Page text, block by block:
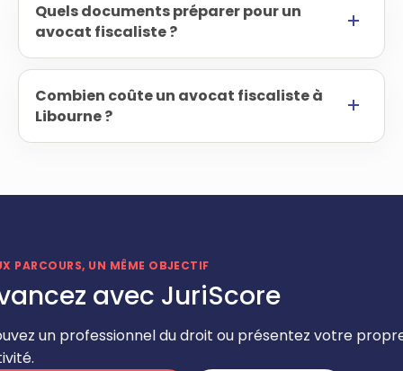
Quels documents préparer pour un
avocat fiscaliste ?
Combien coûte un avocat fiscaliste à
Libourne ?
PARCOURS, UN MÊME OBJECTIF
avec JuriScore
un professionnel du droit ou présentez votre